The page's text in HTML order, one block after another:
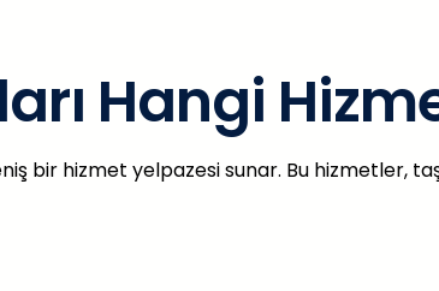
Hangi
bir hizmet yelpazesi sunar. Bu hizmetler,